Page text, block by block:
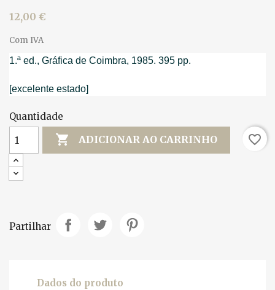
12,00 €
Com IVA
1.ª ed., Gráfica de Coimbra, 1985. 395 pp.
[excelente estado]
Quantidade
 ADICIONAR AO CARRINHO favorite_border
Partilhar
Dados do produto